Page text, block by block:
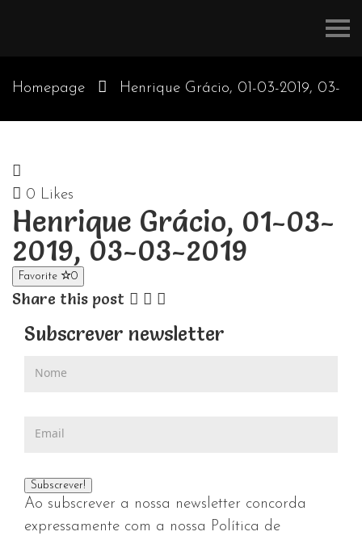
Homepage Henrique Grácio, 01-03-2019, 03-
0 Likes
Henrique Grácio, 01-03-
2019, 03-03-2019
Favorite 0
Share this post
Subscrever newsletter
Ao subscrever a nossa newsletter concorda
expressamente com a nossa Política de